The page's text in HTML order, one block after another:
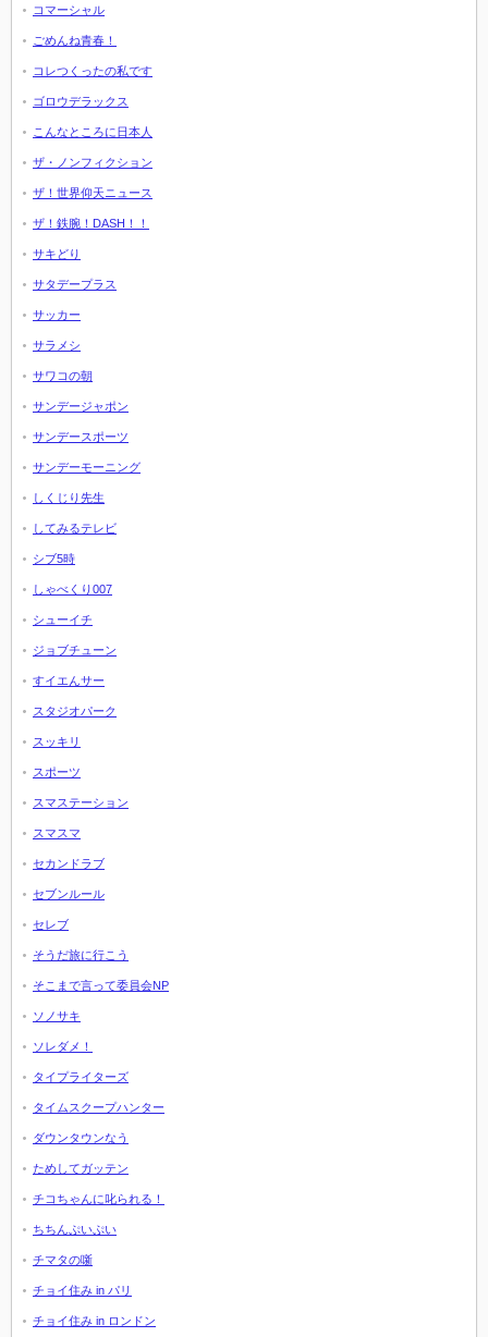
コマーシャル
ごめんね青春！
コレつくったの私です
ゴロウデラックス
こんなところに日本人
ザ・ノンフィクション
ザ！世界仰天ニュース
ザ！鉄腕！DASH！！
サキどり
サタデープラス
サッカー
サラメシ
サワコの朝
サンデージャポン
サンデースポーツ
サンデーモーニング
しくじり先生
してみるテレビ
シブ5時
しゃべくり007
シューイチ
ジョブチューン
すイエんサー
スタジオパーク
スッキリ
スポーツ
スマステーション
スマスマ
セカンドラブ
セブンルール
セレブ
そうだ旅に行こう
そこまで言って委員会NP
ソノサキ
ソレダメ！
タイプライターズ
タイムスクープハンター
ダウンタウンなう
ためしてガッテン
チコちゃんに叱られる！
ちちんぷいぷい
チマタの噺
チョイ住み in パリ
チョイ住み in ロンドン